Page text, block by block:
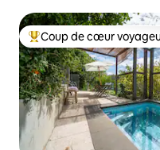
Coups de cœur
Coup de cœur